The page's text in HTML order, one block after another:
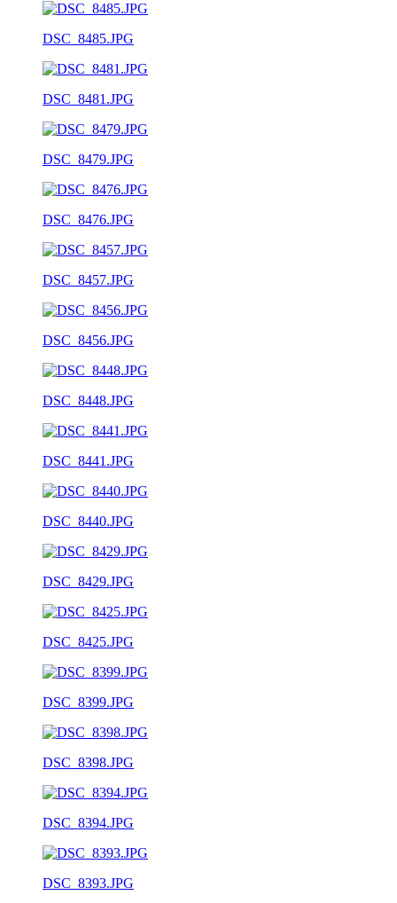
DSC_8485.JPG
DSC_8481.JPG
DSC_8479.JPG
DSC_8476.JPG
DSC_8457.JPG
DSC_8456.JPG
DSC_8448.JPG
DSC_8441.JPG
DSC_8440.JPG
DSC_8429.JPG
DSC_8425.JPG
DSC_8399.JPG
DSC_8398.JPG
DSC_8394.JPG
DSC_8393.JPG